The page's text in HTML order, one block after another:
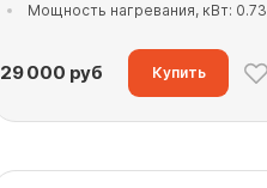
Мощность нагревания, кВт: 0.73
29 000 руб Купить